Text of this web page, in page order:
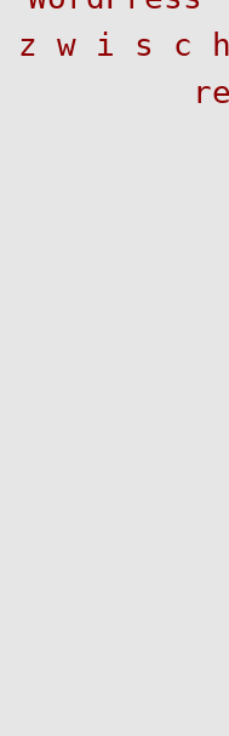
z w i s c